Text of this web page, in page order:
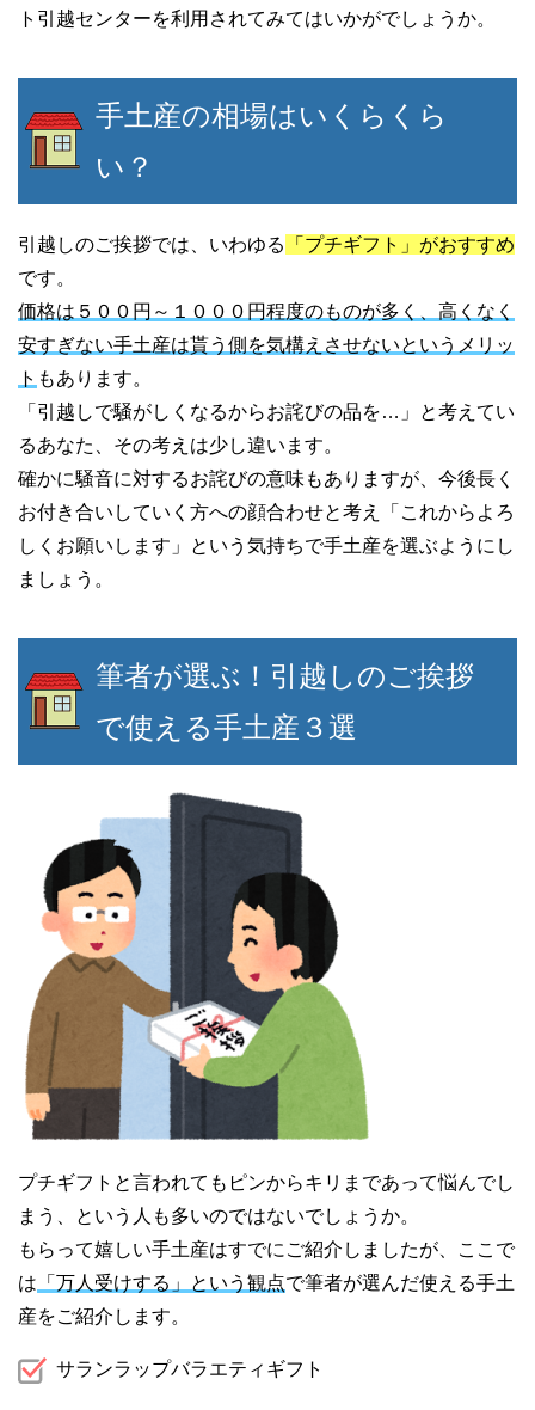
ト引越センターを利用されてみてはいかがでしょうか。
手土産の相場はいくらくら
い？
引越しのご挨拶では、いわゆる
「プチギフト」がおすすめ
です。
価格は５００円～１０００円程度のものが多く、高くなく
安すぎない手土産は貰う側を気構えさせないというメリッ
ト もあります。
「引越しで騒がしくなるからお詫びの品を…」と考えてい
るあなた、その考えは少し違います。
確かに騒音に対するお詫びの意味もありますが、今後長く
お付き合いしていく方への顔合わせと考え「これからよろ
しくお願いします」という気持ちで手土産を選ぶようにし
ましょう。
筆者が選ぶ！引越しのご挨拶
で使える手土産３選
プチギフトと言われてもピンからキリまであって悩んでし
まう、という人も多いのではないでしょうか。
もらって嬉しい手土産はすでにご紹介しましたが、ここで
は 「万人受けする」という観点で筆者が選んだ使える手土
産をご紹介します。
サランラップバラエティギフト